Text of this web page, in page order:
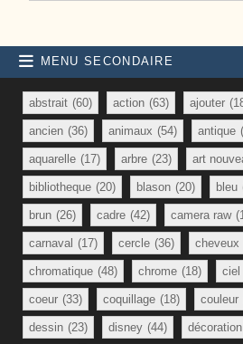
MENU SECONDAIRE
abstrait (60) action (63) ajouter
ancien (36) animaux (54) antique
aquarelle (17) arbre (23) art
bibliotheque (20) blason (20) bleu
brun (26) cadre (42) camera raw
carnaval (17) cercle (36) cheveux
chromatique (48) chrome (18) ciel
coeur (33) coquillage (18) couleur
dessin (23) disney (44) décoration